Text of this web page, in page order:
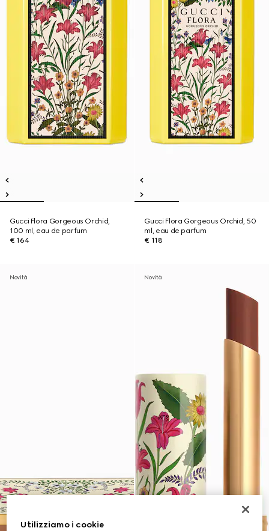
Gucci Flora Gorgeous Orchid,
100 ml, eau de parfum
€ 164
Gucci Flora Gorgeous Orchid, 50
ml, eau de parfum
€ 118
Novità Novità
Utilizziamo i cookie